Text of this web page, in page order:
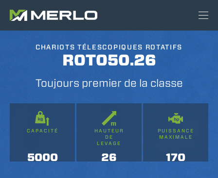
CHARIOTS TÉLESCOPIQUES ROTATIFS
ROTO50.26
Toujours premier de la classe
CAPACITÉ
5000
HAUTEUR
DE
LEVAGE
26
PUISSANCE
MAXIMALE
170